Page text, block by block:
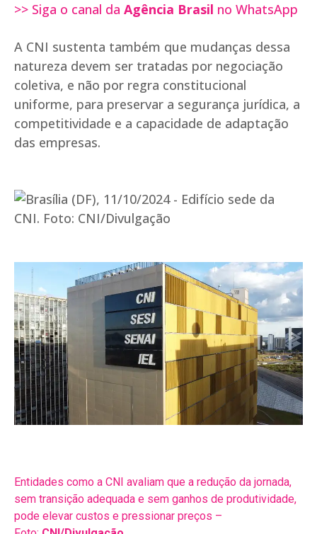
>> Siga o canal da Agência Brasil no WhatsApp
A CNI sustenta também que mudanças dessa
natureza devem ser tratadas por negociação
coletiva, e não por regra constitucional
uniforme, para preservar a segurança jurídica, a
competitividade e a capacidade de adaptação
das empresas.
Entidades como a CNI avaliam que a redução da jornada,
sem transição adequada e sem ganhos de produtividade,
pode elevar custos e pressionar preços –